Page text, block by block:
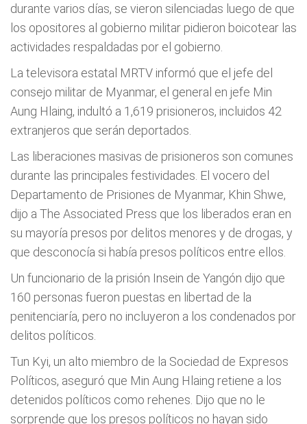
durante varios días, se vieron silenciadas luego de que
los opositores al gobierno militar pidieron boicotear las
actividades respaldadas por el gobierno.
La televisora estatal MRTV informó que el jefe del
consejo militar de Myanmar, el general en jefe Min
Aung Hlaing, indultó a 1,619 prisioneros, incluidos 42
extranjeros que serán deportados.
Las liberaciones masivas de prisioneros son comunes
durante las principales festividades. El vocero del
Departamento de Prisiones de Myanmar, Khin Shwe,
dijo a The Associated Press que los liberados eran en
su mayoría presos por delitos menores y de drogas, y
que desconocía si había presos políticos entre ellos.
Un funcionario de la prisión Insein de Yangón dijo que
160 personas fueron puestas en libertad de la
penitenciaría, pero no incluyeron a los condenados por
delitos políticos.
Tun Kyi, un alto miembro de la Sociedad de Expresos
Políticos, aseguró que Min Aung Hlaing retiene a los
detenidos políticos como rehenes. Dijo que no le
sorprende que los presos políticos no hayan sido